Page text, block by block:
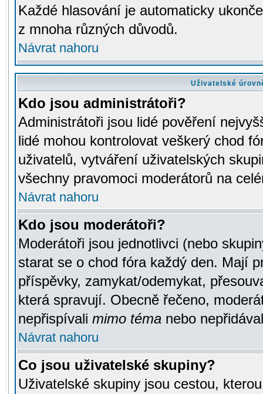
Každé hlasování je automaticky
z mnoha různých důvodů.
Návrat nahoru
Uživatelské
Kdo jsou administrátoři?
Administrátoři jsou lidé pověření
lidé mohou kontrolovat veškerý chod
uživatelů, vytváření uživatelských
všechny pravomoci moderátorů na
Návrat nahoru
Kdo jsou moderátoři?
Moderátoři jsou jednotlivci (nebo
starat se o chod fóra každý den. Mají
příspěvky, zamykat/odemykat,
která spravují. Obecně řečeno,
nepřispívali mimo téma nebo
Návrat nahoru
Co jsou uživatelské skupiny?
Uživatelské skupiny jsou cestou,